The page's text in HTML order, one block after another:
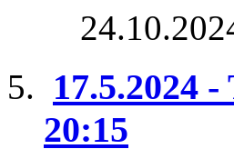
17.5.2024
20:15